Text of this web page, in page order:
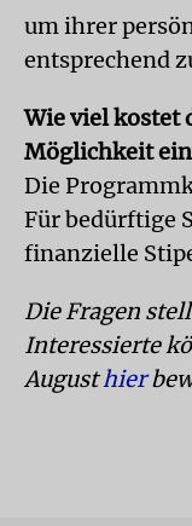
um ihrer
entsprechend
Wie viel kostet
Möglichkeit
Die
Für bedürftige
finanzielle
Die Fragen
Interessierte
Augusthier